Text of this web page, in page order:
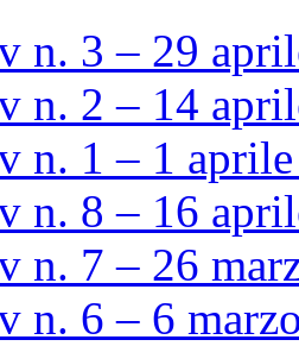
n. 3 – 29
n. 2 – 14
n. 1 – 1
n. 8 – 16
n. 7 – 26
n. 6 – 6